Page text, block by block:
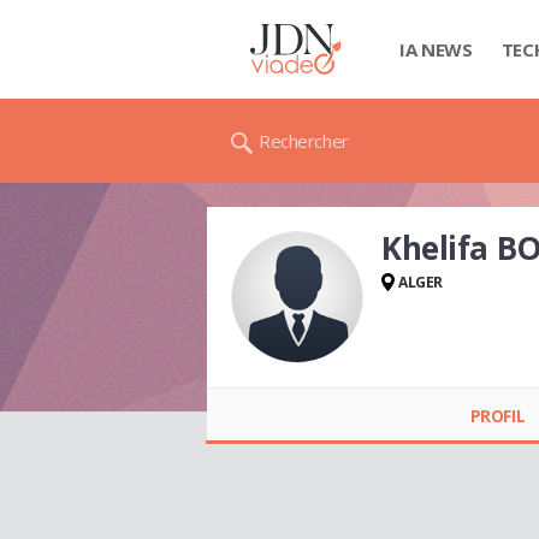
IA NEWS
Rechercher
Khelifa
ALGER
PROFIL